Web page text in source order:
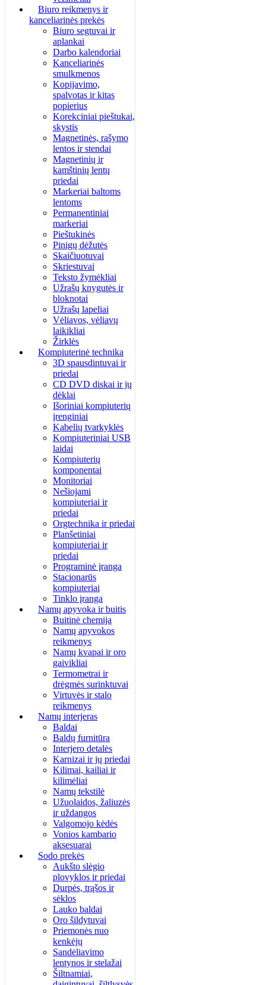
Biuro reikmenys ir
kanceliarinės prekės
Biuro segtuvai ir
aplankai
Darbo kalendoriai
Kanceliarinės
smulkmenos
Kopijavimo,
spalvotas ir kitas
popierius
Korekciniai pieštukai,
skystis
Magnetinės, rašymo
lentos ir stendai
Magnetinių ir
kamštinių lentų
priedai
Markeriai baltoms
lentoms
Permanentiniai
markeriai
Pieštukinės
Pinigų dėžutės
Skaičiuotuvai
Skriestuvai
Teksto žymėkliai
Užrašų knygutės ir
bloknotai
Užrašų lapeliai
Vėliavos, vėliavų
laikikliai
Žirklės
Kompiuterinė technika
3D spausdintuvai ir
priedai
CD DVD diskai ir jų
dėklai
Išoriniai kompiuterių
įrenginiai
Kabelių tvarkyklės
Kompiuteriniai USB
laidai
Kompiuterių
komponentai
Monitoriai
Nešiojami
kompiuteriai ir
priedai
Orgtechnika ir priedai
Planšetiniai
kompiuteriai ir
priedai
Programinė įranga
Stacionarūs
kompiuteriai
Tinklo įranga
Namų apyvoka ir buitis
Buitinė chemija
Namų apyvokos
reikmenys
Namų kvapai ir oro
gaivikliai
Termometrai ir
drėgmės surinktuvai
Virtuvės ir stalo
reikmenys
Namų interjeras
Baldai
Baldų furnitūra
Interjero detalės
Karnizai ir jų priedai
Kilimai, kailiai ir
kilimėliai
Namų tekstilė
Užuolaidos, žaliuzės
ir uždangos
Valgomojo kėdės
Vonios kambario
aksesuarai
Sodo prekės
Aukšto slėgio
plovyklos ir priedai
Durpės, trąšos ir
sėklos
Lauko baldai
Oro šildytuvai
Priemonės nuo
kenkėjų
Sandėliavimo
lentynos ir stelažai
Šiltnamiai,